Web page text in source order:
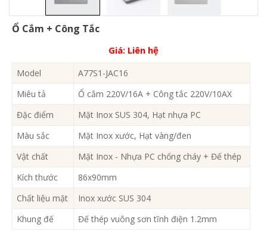
Ổ Cắm + Công Tắc
Giá: Liên hệ
Model
A77S1-JAC16
Miêu tả
Ổ cắm 220V/16A + Công tắc 220V/10AX
Đặc điểm
Mặt Inox SUS 304, Hạt nhựa PC
Màu sắc
Mặt Inox xước, Hạt vàng/đen
Vật chất
Mặt Inox - Nhựa PC chống cháy + Đế thép
Kích thước
86x90mm
Chất liệu mặt
Inox xước SUS 304
Khung đế
Đế thép vuông sơn tĩnh điện 1.2mm